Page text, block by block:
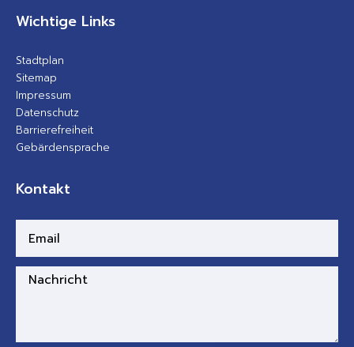
Wichtige Links
Stadtplan
Sitemap
Impressum
Datenschutz
Barrierefreiheit
Gebärdensprache
Kontakt